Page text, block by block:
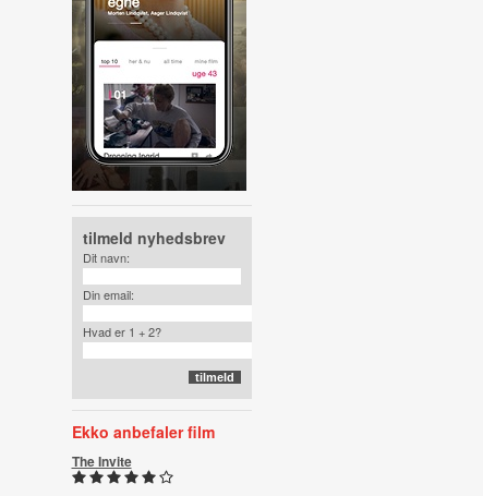
tilmeld nyhedsbrev
Dit navn:
Din email:
Hvad er 1 + 2?
Ekko anbefaler film
The Invite